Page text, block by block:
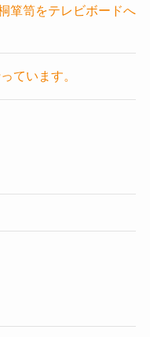
箪笥をテレビボードへ
ています。